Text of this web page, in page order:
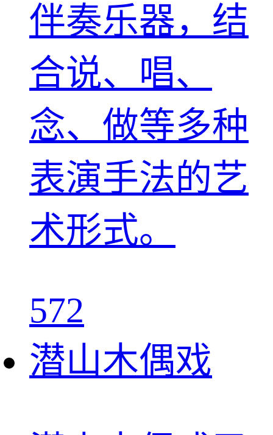
伴奏乐器，结
合说、唱、
念、做等多种
表演手法的艺
术形式。
572
潜山木偶戏